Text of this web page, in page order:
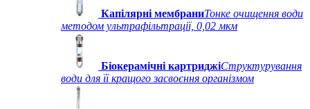
Капілярні мембраниТонке очищення води
методом ультрафільтрації, 0,02 мкм
Біокерамічні картриджіСтруктурування
води для її кращого засвоєння організмом